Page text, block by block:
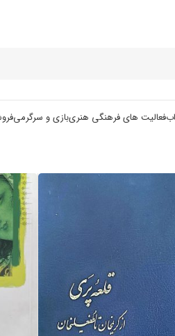
فعالیت های فرهنگی هنریبازی و سرگرمی